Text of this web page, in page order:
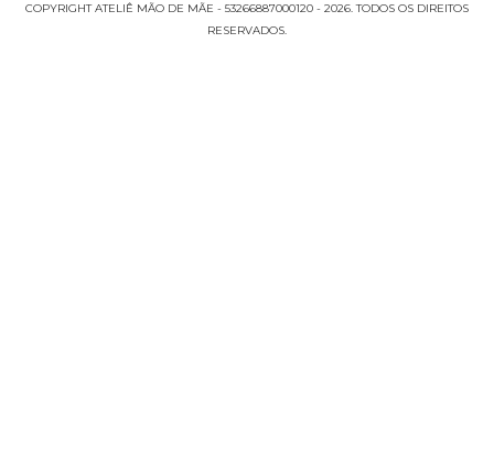
COPYRIGHT ATELIÊ MÃO DE MÃE - 53266887000120 - 2026. TODOS OS DIREITOS
RESERVADOS.